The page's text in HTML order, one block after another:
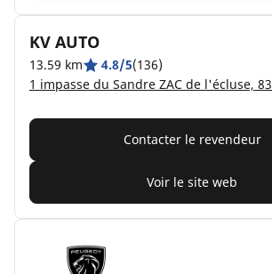
KV AUTO
13.59 km 4.8/5(136)
1 impasse du Sandre ZAC de l'écluse,
Contacter le revendeur
Voir le site web